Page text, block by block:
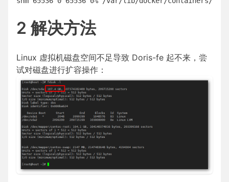
2 解决方法
Linux 虚拟机磁盘空间不足导致 Doris-fe 起不来，尝
试对磁盘进行扩容操作：